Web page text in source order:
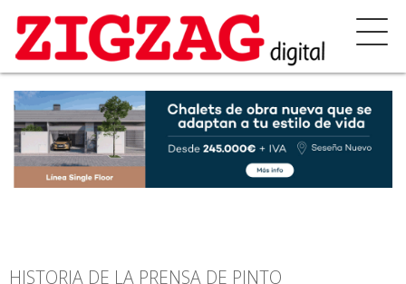
HISTORIA DE LA PRENSA DE PINTO